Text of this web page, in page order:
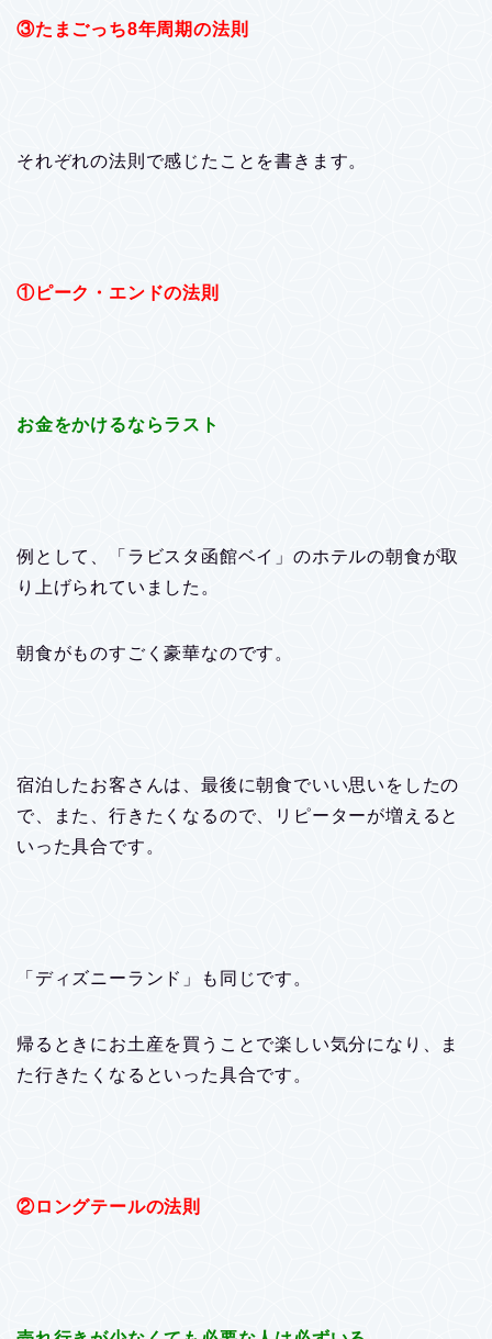
③たまごっち8年周期の法則
それぞれの法則で感じたことを書きます。
①ピーク・エンドの法則
お金をかけるならラスト
例として、「ラビスタ函館ベイ」のホテルの朝食が取
り上げられていました。
朝食がものすごく豪華なのです。
宿泊したお客さんは、最後に朝食でいい思いをしたの
で、また、行きたくなるので、リピーターが増えると
いった具合です。
「ディズニーランド」も同じです。
帰るときにお土産を買うことで楽しい気分になり、ま
た行きたくなるといった具合です。
②ロングテールの法則